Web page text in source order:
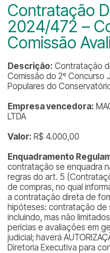
Contratação
2024/472 –
Comissão
Descrição: Contratação
Comissão do 2º Concurso
Populares do
Empresa vencedora:
LTDA
Valor: R$ 4.000,00
Enquadramento
contratação se enquadra
regras do art. 5
de compras, no qual
a contratação direta de
hipóteses: contratação de
incluindo, mas não
perícias e avaliações em
judicial; haverá
Diretoria Executiva para